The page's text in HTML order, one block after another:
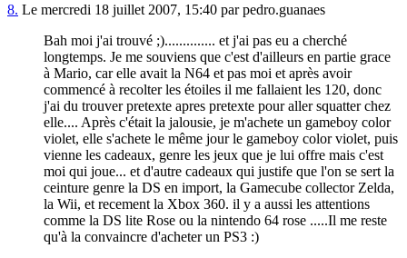
8. Le mercredi 18 juillet 2007, 15:40 par pedro.guanaes
Bah moi j'ai trouvé ;).............. et j'ai pas eu a cherché
longtemps. Je me souviens que c'est d'ailleurs en partie grace
à Mario, car elle avait la N64 et pas moi et après avoir
commencé à recolter les étoiles il me fallaient les 120, donc
j'ai du trouver pretexte apres pretexte pour aller squatter chez
elle.... Après c'était la jalousie, je m'achete un gameboy color
violet, elle s'achete le même jour le gameboy color violet, puis
vienne les cadeaux, genre les jeux que je lui offre mais c'est
moi qui joue... et d'autre cadeaux qui justife que l'on se sert la
ceinture genre la DS en import, la Gamecube collector Zelda,
la Wii, et recement la Xbox 360. il y a aussi les attentions
comme la DS lite Rose ou la nintendo 64 rose .....Il me reste
qu'à la convaincre d'acheter un PS3 :)